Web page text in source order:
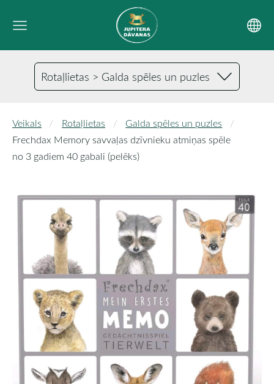
Rotaļlietas > Galda spēles un puzles
Veikals Rotaļlietas
Galda spēles un puzles
Frechdax Memory savvaļas dzīvnieku atmiņas spēle
no 3 gadiem 40 gabali (pelēks)